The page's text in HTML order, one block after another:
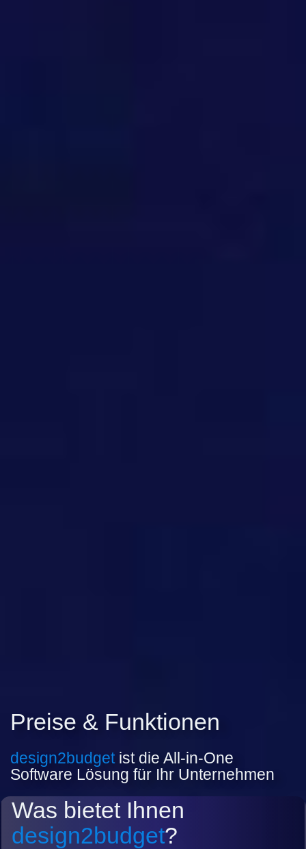
Preise & Funktionen
design2budgetist die All-in-One
Software Lösung für Ihr Unternehmen
Was bietet Ihnen
design2budget?